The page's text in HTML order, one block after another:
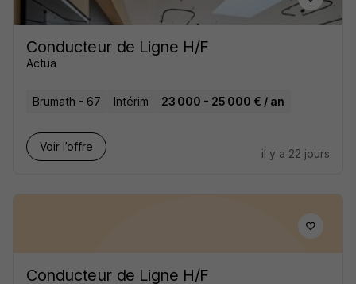
Conducteur de Ligne H/F
Actua
Brumath - 67 Intérim 23 000 - 25 000 € / an
Voir l’offre
il y a 22 jours
Conducteur de Ligne H/F